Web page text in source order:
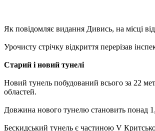
Як повідомляє видання Дивись, на місці
Урочисту стрічку відкриття перерізав
Старий і новий тунелі
Новий тунель побудований всього за 22
областей.
Довжина нового тунелю становить понад
Бескидський тунель є частиною V